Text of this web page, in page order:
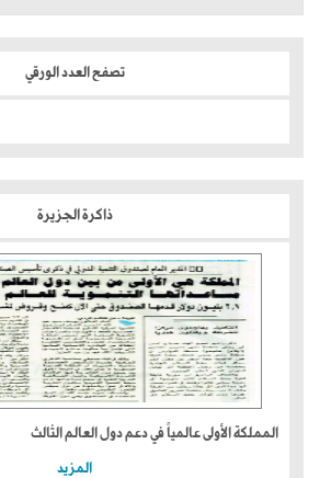
تصفح العدد الورقي
ذاكرة الجزيرة
المملكة الأولى عالمياً في دعم دول العالم الثالث
المزيد